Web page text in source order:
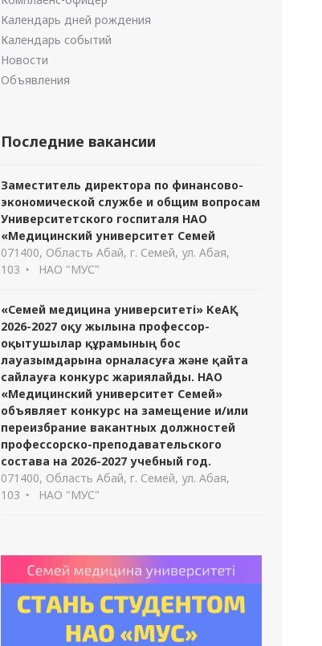
Календарь дней рождения
Календарь событий
Новости
Объявления
Последние вакансии
Заместитель директора по финансово-
экономической службе и общим вопросам
Университетского госпиталя НАО
«Медицинский университет Семей
071400, Область Абай, г. Семей, ул. Абая,
103
НАО "МУС"
«Семей медицина университеті» КеАҚ
2026-2027 оқу жылына профессор-
оқытушылар құрамының бос
лауазымдарына орналасуға және қайта
сайлауға конкурс жариялайды. НАО
«Медицинский университет Семей»
объявляет конкурс на замещение и/или
переизбрание вакантных должностей
профессорско-преподавательского
состава на 2026-2027 учебный год.
071400, Область Абай, г. Семей, ул. Абая,
103
НАО "МУС"